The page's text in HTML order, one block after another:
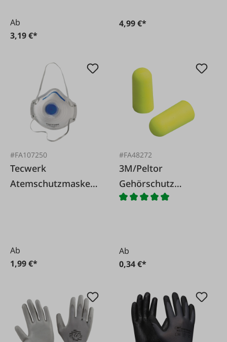
Ab
3,19 €*
4,99 €*
#FA107250
Tecwerk
Atemschutzmaske
Ab
1,99 €*
#FA48272
3M/Peltor
Gehörschutz
Stöpsel
Ab
0,34 €*